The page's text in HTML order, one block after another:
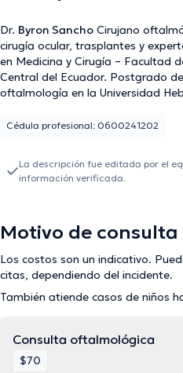
Dr. Byron Sancho Cirujano
cirugía ocular, trasplantes y
en Medicina y Cirugía – Facultad
Central del Ecuador. Postgrado
oftalmología en la Universidad
córnea, estrabismo y micro-
técnicas quirúrgicas en Estados
Actualmente es Socio Fundador
oftalmología, brindando servicio
que ha sido un médico enfocado
brigadas de atención
ayudando a miles de personas
nacionales e internacionales.
de Comercio de Quito por su
Cédula profesional: 0600241202
La descripción fue editada por el
información verificada.
Motivo de consulta
Los costos son un indicativo.
citas, dependiendo del incidente.
También atiende casos de niños
Consulta oftalmológica
$70